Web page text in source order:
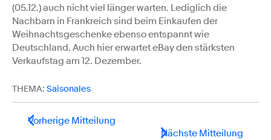
(05.12.) auch nicht viel länger warten. Lediglich die
Nachbarn in Frankreich sind beim Einkaufen der
Weihnachtsgeschenke ebenso entspannt wie
Deutschland. Auch hier erwartet eBay den stärksten
Verkaufstag am 12. Dezember.
THEMA: Saisonales
Vorherige Mitteilung
Nächste Mitteilung